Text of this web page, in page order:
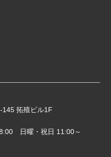
145 拓殖ビル1F
日曜・祝日 11:00～